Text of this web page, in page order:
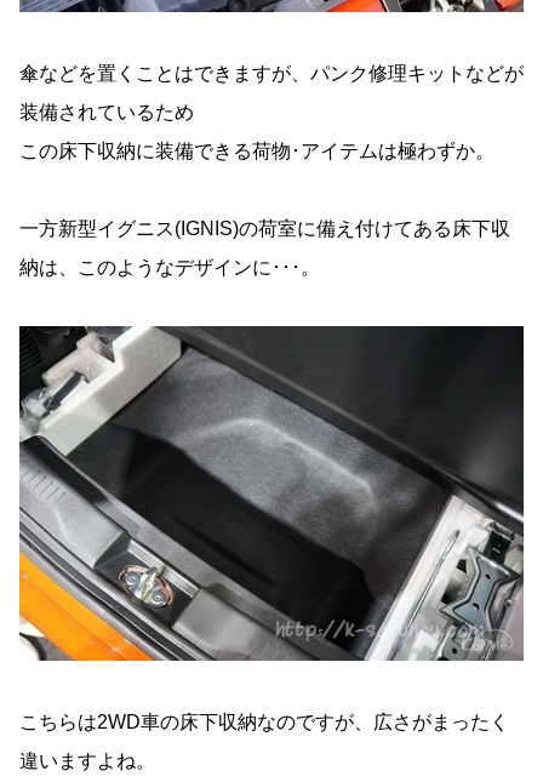
傘などを置くことはできますが、パンク修理キットなどが
装備されているため
この床下収納に装備できる荷物･アイテムは極わずか。
一方新型イグニス(IGNIS)の荷室に備え付けてある床下収
納は、このようなデザインに･･･。
こちらは2WD車の床下収納なのですが、広さがまったく
違いますよね。